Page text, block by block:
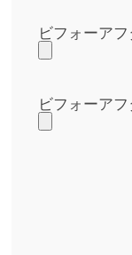
ビフォーア
ビフォーア